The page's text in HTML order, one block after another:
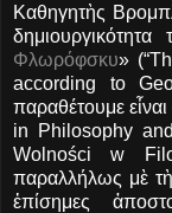
Καθηγητὴς
Φλωρόφσκυ»
according to
παραθέτουμε
in Philosophy
Wolności w
παραλλήλως μὲ
ἐπίσημες